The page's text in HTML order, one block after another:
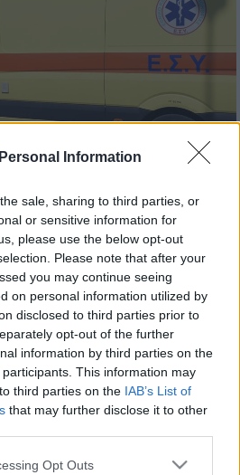
Information
sale, sharing to third parties, or
or sensitive information for
please use the below opt-out
Please note that after your
you may continue seeing
on personal information utilized by
disclosed to third parties prior to
opt-out of the further
information by third parties on the
participants. This information may
third parties on the IAB’s List of
that may further disclose it to other
app uses one or more Google
Opt Outs
Βασίλης Παπαδόπουλος)
το ΕΘΝΟΣ στη Google
63χρονοςβοσκός
Τρικάλων, όταν τον
κριάριαπό το κοπάδι
το περιστατικό
της Παρασκευής 11
του θανόντα.
ότιτο ζώο
δυνατά και εκείνος